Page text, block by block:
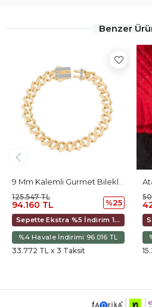
Benzer
Ataç Toplu Bileklik
42.570 TL
50.233 TL
%15
%4 Havale İndirimi 38.417 TL
15.268 TL x 3 Taksit